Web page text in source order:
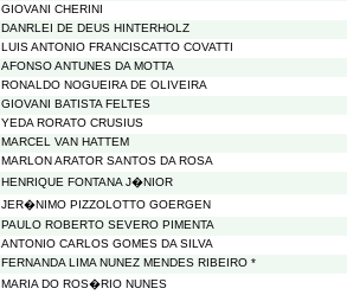
GIOVANI CHERINI
DANRLEI DE DEUS HINTERHOLZ
LUIS ANTONIO FRANCISCATTO COVATTI
AFONSO ANTUNES DA MOTTA
RONALDO NOGUEIRA DE OLIVEIRA
GIOVANI BATISTA FELTES
YEDA RORATO CRUSIUS
MARCEL VAN HATTEM
MARLON ARATOR SANTOS DA ROSA
HENRIQUE FONTANA J�NIOR
JER�NIMO PIZZOLOTTO GOERGEN
PAULO ROBERTO SEVERO PIMENTA
ANTONIO CARLOS GOMES DA SILVA
FERNANDA LIMA NUNEZ MENDES RIBEIRO *
MARIA DO ROS�RIO NUNES